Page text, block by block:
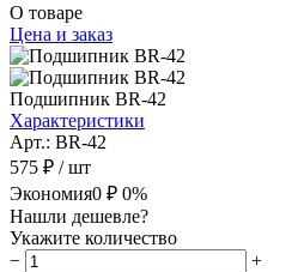
О товаре
Цена и заказ
Подшипник BR-42
Характеристики
Арт.: BR-42
575 ₽ / шт
Экономия0 ₽ 0%
Нашли дешевле?
Укажите количество
−
+